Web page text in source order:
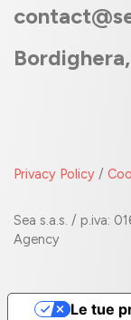
Privacy Policy /
Sea s.a.s. / p.iva:
Agency
Le tue